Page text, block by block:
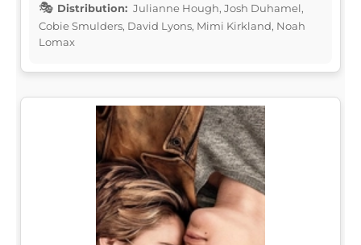
Distribution: Julianne Hough, Josh Duhamel,
Cobie Smulders, David Lyons, Mimi Kirkland, Noah
Lomax